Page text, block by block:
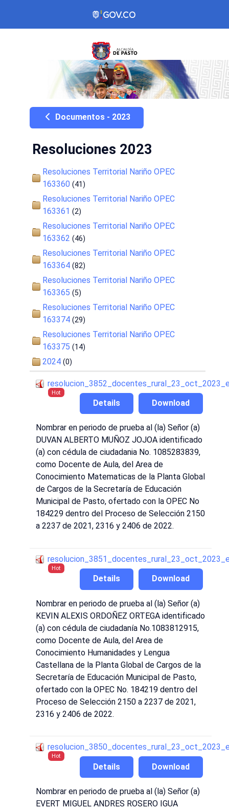
Documentos - 2023
Resoluciones 2023
Resoluciones Territorial Nariño OPEC
163360 (41)
Resoluciones Territorial Nariño OPEC
163361 (2)
Resoluciones Territorial Nariño OPEC
163362 (46)
Resoluciones Territorial Nariño OPEC
163364 (82)
Resoluciones Territorial Nariño OPEC
163365 (5)
Resoluciones Territorial Nariño OPEC
163374 (29)
Resoluciones Territorial Nariño OPEC
163375 (14)
2024 (0)
Hot
Download
Details
Nombrar en periodo de prueba al (la) Señor (a)
DUVAN ALBERTO MUÑOZ JOJOA identificado
(a) con cédula de ciudadania No. 1085283839,
como Docente de Aula, del Area de
Conocimiento Matematicas de la Planta Global
de Cargos de la Secretaría de Educación
Municipal de Pasto, ofertado con la OPEC No
184229 dentro del Proceso de Selección 2150
a 2237 de 2021, 2316 y 2406 de 2022.
Hot
Download
Details
Nombrar en periodo de prueba al (la) Señor (a)
KEVIN ALEXIS ORDOÑEZ ORTEGA identificado
(a) con cédula de ciudadanía No.1083812915,
como Docente de Aula, del Area de
Conocimiento Humanidades y Lengua
Castellana de la Planta Global de Cargos de la
Secretaría de Educación Municipal de Pasto,
ofertado con la OPEC No. 184219 dentro del
Proceso de Selección 2150 a 2237 de 2021,
2316 y 2406 de 2022.
Hot
Download
Details
Nombrar en periodo de prueba al (la) Señor (a)
EVERT MIGUEL ANDRES ROSERO IGUA